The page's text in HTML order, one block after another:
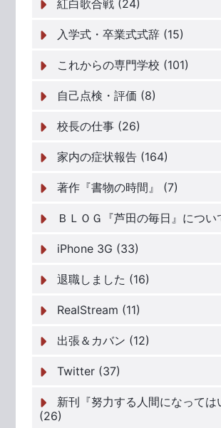
紅白歌合戦 (24)
入学式・卒業式式辞 (15)
これからの専門学校 (101)
自己点検・評価 (8)
校長の仕事 (26)
家内の症状報告 (164)
著作『書物の時間』 (7)
ＢＬＯＧ『芦田の毎日』につい
iPhone 3G (33)
退職しました (16)
RealStream (11)
出張＆カバン (12)
Twitter (37)
新刊『努力する人間になっては
(26)